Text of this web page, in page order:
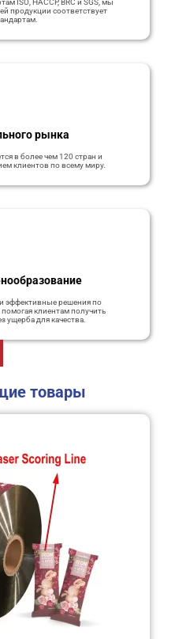
ISO, HACCP, BRC и SGS, мы
продукции соответствует
рынка
в более чем 120 стран и
клиентов по всему миру.
эффективные решения по
клиентам получить
ущерба для качества.
товары